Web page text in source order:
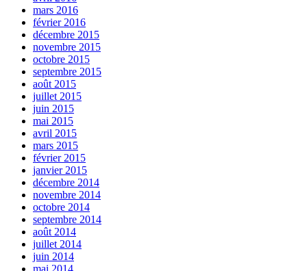
mars 2016
février 2016
décembre 2015
novembre 2015
octobre 2015
septembre 2015
août 2015
juillet 2015
juin 2015
mai 2015
avril 2015
mars 2015
février 2015
janvier 2015
décembre 2014
novembre 2014
octobre 2014
septembre 2014
août 2014
juillet 2014
juin 2014